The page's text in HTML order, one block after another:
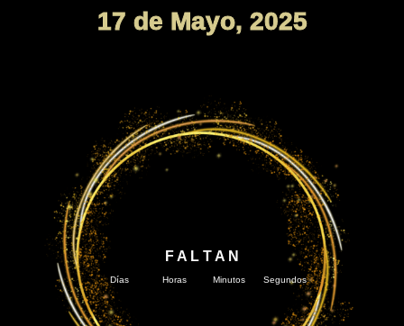
17 de Mayo, 2025
Días Horas Minutos Segundos
F A L T A N